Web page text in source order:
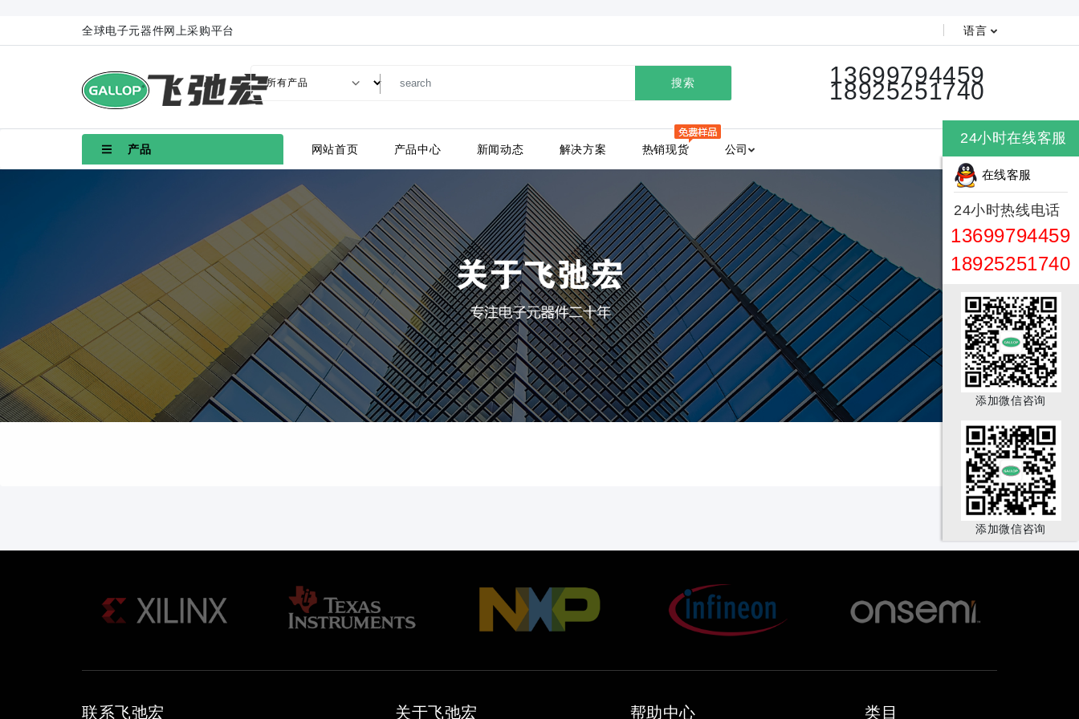
全球电子元器件网上采购平台 语言
搜索 13699794459
18925251740
产品 网站首页 产品中心 新闻动态 解决方案 热销现货 公司
24小时在线客服
在线客服
24小时热线电话
13699794459
18925251740
添加微信咨询
添加微信咨询
联系飞弛宏 关于飞弛宏 帮助中心 类目